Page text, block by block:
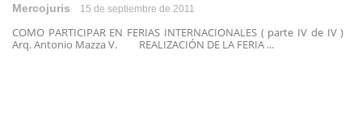
Mercojuris 15 de septiembre de 2011
COMO PARTICIPAR EN FERIAS INTERNACIONALES ( parte IV de IV )
Arq. Antonio Mazza V. REALIZACIÓN DE LA FERIA ...